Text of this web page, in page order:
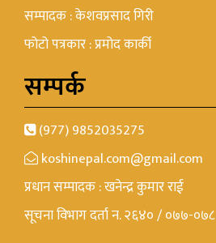
सम्पादक : केशवप्रसाद गिरी
फोटो पत्रकार : प्रमोद कार्की
सम्पर्क
(977) 9852035275
koshinepal.com@gmail.com
प्रधान सम्पादक : खनेन्द्र कुमार राई
सूचना विभाग दर्ता न. २६४० / ०७७-०७८